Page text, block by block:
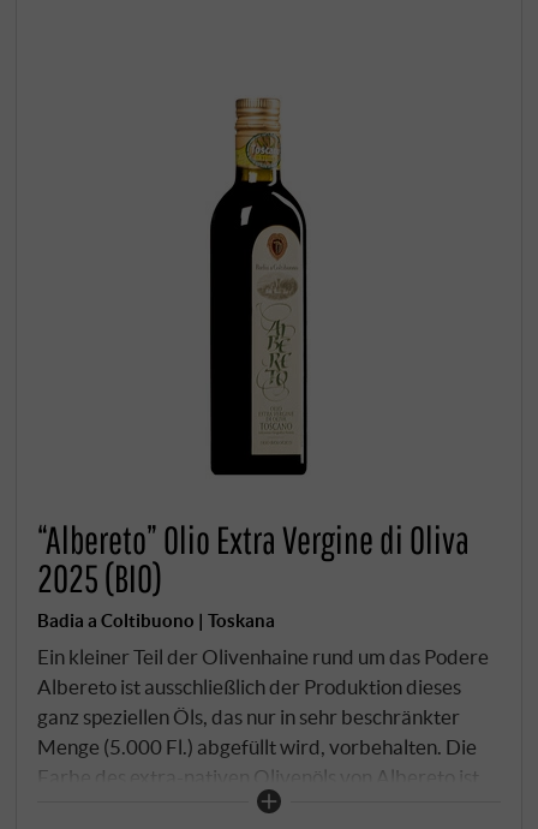
“Albereto” Olio Extra Vergine di Oliva
2025 (BIO)
Badia a Coltibuono | Toskana
Ein kleiner Teil der Olivenhaine rund um das Podere
Albereto ist ausschließlich der Produktion dieses
ganz speziellen Öls, das nur in sehr beschränkter
Menge (5.000 Fl.) abgefüllt wird, vorbehalten. Die
Farbe des extra-nativen Olivenöls von Albereto ist
ein intensives Smaragdgrün. Es hat einen intensiven,